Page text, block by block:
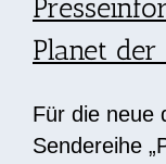
Planet der
Für die neue
Sendereihe